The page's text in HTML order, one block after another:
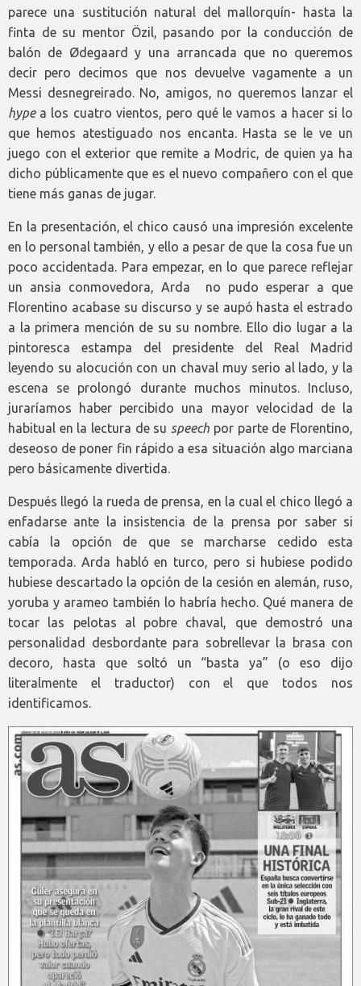
parece una sustitución natural del mallorquín- hasta la
finta de su mentor Özil, pasando por la conducción de
balón de Ødegaard y una arrancada que no queremos
decir pero decimos que nos devuelve vagamente a un
Messi desnegreirado. No, amigos, no queremos lanzar el
hypea los cuatro vientos, pero qué le vamos a hacer si lo
que hemos atestiguado nos encanta. Hasta se le ve un
juego con el exterior que remite a Modric, de quien ya ha
dicho públicamente que es el nuevo compañero con el que
tiene más ganas de jugar.
En la presentación, el chico causó una impresión excelente
en lo personal también, y ello a pesar de que la cosa fue un
poco accidentada. Para empezar, en lo que parece reflejar
un ansia conmovedora, Arda no pudo esperar a que
Florentino acabase su discurso y se aupó hasta el estrado
a la primera mención de su su nombre. Ello dio lugar a la
pintoresca estampa del presidente del Real Madrid
leyendo su alocución con un chaval muy serio al lado, y la
escena se prolongó durante muchos minutos. Incluso,
juraríamos haber percibido una mayor velocidad de la
habitual en la lectura de su speech por parte de Florentino,
deseoso de poner fin rápido a esa situación algo marciana
pero básicamente divertida.
Después llegó la rueda de prensa, en la cual el chico llegó a
enfadarse ante la insistencia de la prensa por saber si
cabía la opción de que se marcharse cedido esta
temporada. Arda habló en turco, pero si hubiese podido
hubiese descartado la opción de la cesión en alemán, ruso,
yoruba y arameo también lo habría hecho. Qué manera de
tocar las pelotas al pobre chaval, que demostró una
personalidad desbordante para sobrellevar la brasa con
decoro, hasta que soltó un “basta ya” (o eso dijo
literalmente el traductor) con el que todos nos
identificamos.